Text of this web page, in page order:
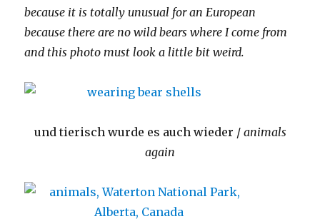
because it is totally unusual for an European
because there are no wild bears where I come from
and this photo must look a little bit weird.
und tierisch wurde es auch wieder / animals
again